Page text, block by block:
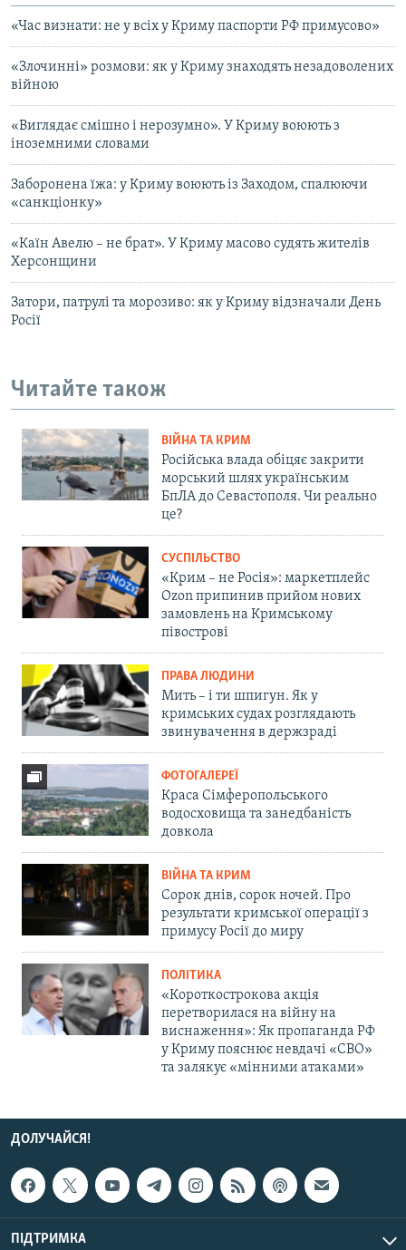
«Час визнати: не у всіх у Криму паспорти РФ примусово»
«Злочинні» розмови: як у Криму знаходять незадоволених
війною
«Виглядає смішно і нерозумно». У Криму воюють з
іноземними словами
Заборонена їжа: у Криму воюють із Заходом, спалюючи
«санкціонку»
«Каїн Авелю – не брат». У Криму масово судять жителів
Херсонщини
Затори, патрулі та морозиво: як у Криму відзначали День
Росії
Читайте також
ВІЙНА ТА КРИМ
Російська влада обіцяє закрити
морський шлях українським
БпЛА до Севастополя. Чи реально
це?
СУСПІЛЬСТВО
«Крим – не Росія»: маркетплейс
Ozon припинив прийом нових
замовлень на Кримському
півострові
ПРАВА ЛЮДИНИ
Мить – і ти шпигун. Як у
кримських судах розглядають
звинувачення в держзраді
ФОТОГАЛЕРЕЇ
Краса Сімферопольського
водосховища та занедбаність
довкола
ВІЙНА ТА КРИМ
Сорок днів, сорок ночей. Про
результати кримської операції з
примусу Росії до миру
ПОЛІТИКА
«Короткострокова акція
перетворилася на війну на
виснаження»: Як пропаганда РФ
у Криму пояснює невдачі «СВО»
та залякує «мінними атаками»
ДОЛУЧАЙСЯ!
ПІДТРИМКА